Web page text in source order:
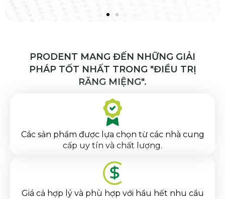
PRODENT MANG ĐẾN NHỮNG GIẢI
PHÁP TỐT NHẤT TRONG "ĐIỀU TRỊ
RĂNG MIỆNG".
Các sản phẩm được lựa chọn từ các nhà cung
cấp uy tín và chất lượng.
Giá cả hợp lý và phù hợp với hầu hết nhu cầu